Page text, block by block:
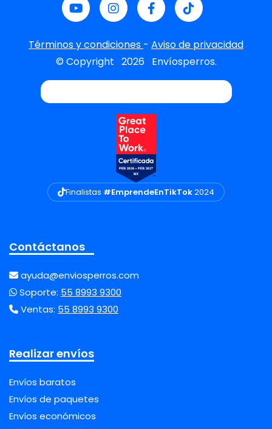
Términos y condiciones - Aviso de privacidad
© Copyright 2026 Envíosperros.
Finalistas #EmprendeEnTikTok2024
Contáctanos
ayuda@enviosperros.com
Soporte: 55 8993 9300
Ventas: 55 8993 9300
Realizar envíos
Envíos baratos
Envíos de paquetes
Envíos económicos